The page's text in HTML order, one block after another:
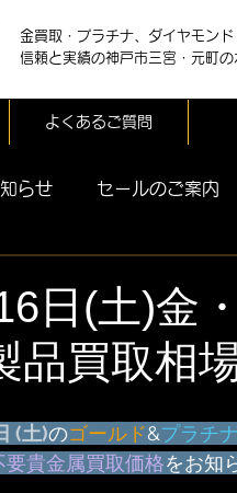
金買取・プラチナ、ダイヤモン
信頼と実績の神戸市三宮・元町
よくあるご質問
らせ セールのご案内
日(土)金
品買取相
(土)のゴールド&プラチナ
要貴金属買取価格をお知